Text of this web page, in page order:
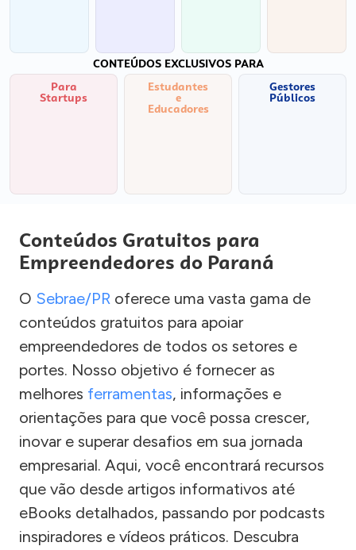
CONTEÚDOS EXCLUSIVOS PARA
Para
Startups
Estudantes
e
Educadores
Gestores
Públicos
Conteúdos Gratuitos para
Empreendedores do Paraná
O Sebrae/PR oferece uma vasta gama de
conteúdos gratuitos para apoiar
empreendedores de todos os setores e
portes. Nosso objetivo é fornecer as
melhores ferramentas, informações e
orientações para que você possa crescer,
inovar e superar desafios em sua jornada
empresarial. Aqui, você encontrará recursos
que vão desde artigos informativos até
eBooks detalhados, passando por podcasts
inspiradores e vídeos práticos. Descubra